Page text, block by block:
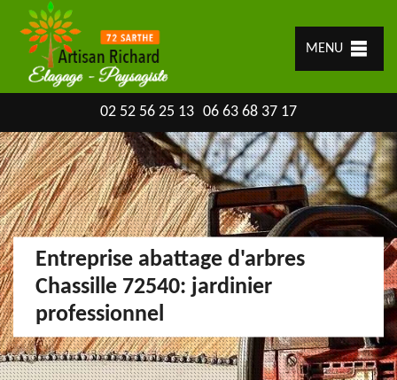
MENU
02 52 56 25 13 06 63 68 37 17
Entreprise abattage d'arbres
Chassille 72540: jardinier
professionnel